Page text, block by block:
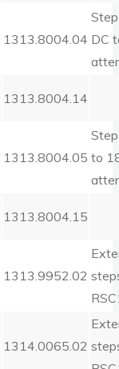
1313.8004.04 DC
1313.8004.14
1313.8004.05 to
1313.8004.15
1313.9952.02
1314.0065.02